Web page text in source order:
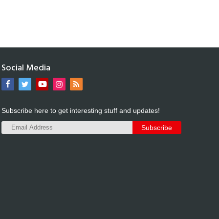
Social Media
Subscribe here to get interesting stuff and updates!